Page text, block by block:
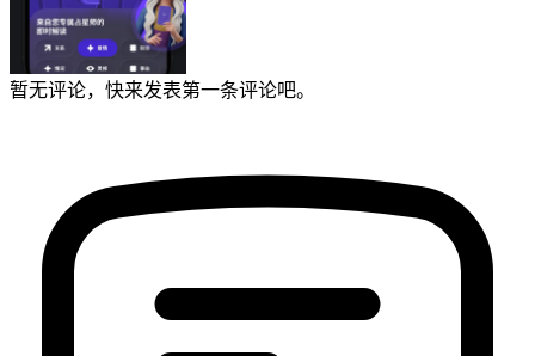
暂无评论，快来发表第一条评论吧。